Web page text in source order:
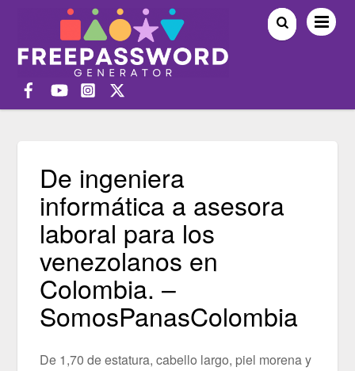
De ingeniera
informática a asesora
laboral para los
venezolanos en
Colombia. –
SomosPanasColombia
De 1,70 de estatura, cabello largo, piel morena y